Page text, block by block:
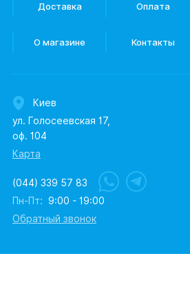
Доставка Оплата
О магазине Контакты
Киев
ул. Голосеевская 17,
оф. 104
Карта
(044) 339 57 83
Пн-Пт: 9:00 - 19:00
Обратный звонок